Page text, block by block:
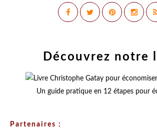
Découvrez notre
Un guide pratique en 12 étapes pour
Partenaires :